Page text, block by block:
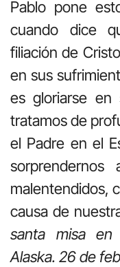
Pablo pone
cuando dice
filiación de
en sus
es gloriarse
tratamos de
el Padre en el
malentendidos,
causa de
santa misa en
Alaska. 26 de